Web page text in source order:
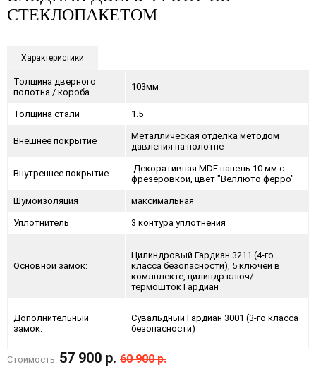
СТЕКЛОПАКЕТОМ
Характеристики
Толщина дверного
полотна / короба
103мм
Толщина стали 1.5
Внешнее покрытие
Металлическая отделка методом
давления на полотне
Внутреннее покрытие
Декоративная MDF панель 10 мм с
фрезеровкой, цвет "Веллюто ферро"
Шумоизоляция максимальная
Уплотнитель 3 контура уплотнения
Основной замок:
Цилиндровый Гардиан 3211 (4-го
класса безопасности), 5 ключей в
комлплекте, цилиндр ключ/
термошток Гардиан
Дополнительный
замок:
Сувальдный Гардиан 3001 (3-го класса
безопасности)
Стоимость: 57 900 р. 60 900 р.